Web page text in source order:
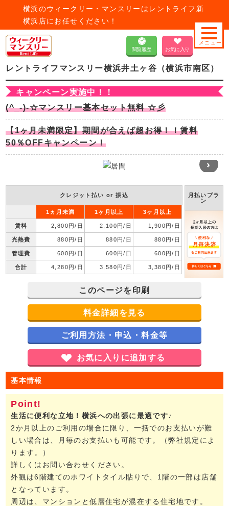
横浜のウィークリー・マンスリーはレントライフ新
横浜店にお任せください！
閲覧履歴 お気に入り
神奈川県 レントライフマンスリー横浜井土ヶ谷
レントライフマンスリー横浜井土ヶ谷（横浜市南区）
キャンペーン実施中！！
(^_-)-☆マンスリー基本セット無料 ☆彡
【1ヶ月未満限定】期間が合えば超お得！！賃料
50％OFFキャンペーン！
›
クレジット払い or 振込
1ヵ月未満 1ヶ月以上 3ヶ月以上
賃料 2,800円/日 2,100円/日 1,900円/日
光熱費 880円/日 880円/日 880円/日
管理費 600円/日 600円/日 600円/日
合計 4,280円/日 3,580円/日 3,380円/日
月払いプラ
ン
このページを印刷
料金詳細を見る
ご利用方法・申込・料金等
お気に入りに追加する
基本情報
生活に便利な立地！横浜への出張に最適です♪
2か月以上のご利用の場合に限り、一括でのお支払いが難
しい場合は、月毎のお支払いも可能です。（弊社規定によ
ります。）
詳しくはお問い合わせください。
外観は6階建てのホワイトタイル貼りで、1階の一部は店舗
となっています。
周辺は、マンションと低層住宅が混在する住宅地です。